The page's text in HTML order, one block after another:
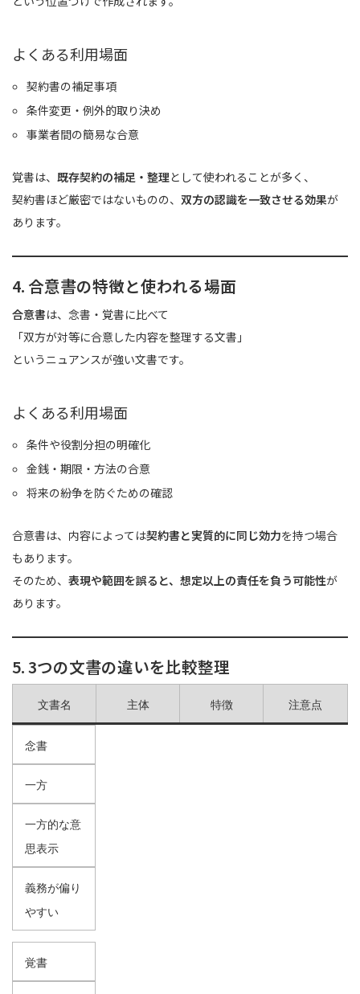
よくある利用場面
契約書の補足事項
条件変更・例外的取り決め
事業者間の簡易な合意
覚書は、 既存契約の補足・整理として使われることが多く、
契約書ほど厳密ではないものの、 双方の認識を一致させる効果が
あります。
4. 合意書の特徴と使われる場面
合意書は、念書・覚書に比べて
「双方が対等に合意した内容を整理する文書」
というニュアンスが強い文書です。
よくある利用場面
条件や役割分担の明確化
金銭・期限・方法の合意
将来の紛争を防ぐための確認
合意書は、内容によっては契約書と実質的に同じ効力を持つ場合
もあります。
そのため、 表現や範囲を誤ると、想定以上の責任を負う可能性が
あります。
5. 3つの文書の違いを比較整理
文書名 主体 特徴 注意点
念書
一方
一方的な意
思表示
義務が偏り
やすい
覚書